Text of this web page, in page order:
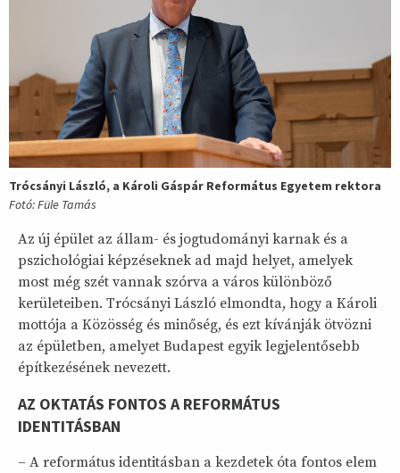
Trócsányi László, a Károli Gáspár Református Egyetem rektora
Fotó: Füle Tamás
Az új épület az állam- és jogtudományi karnak és a
pszichológiai képzéseknek ad majd helyet, amelyek
most még szét vannak szórva a város különböző
kerületeiben. Trócsányi László elmondta, hogy a Károli
mottója a Közösség és minőség, és ezt kívánják ötvözni
az épületben, amelyet Budapest egyik legjelentősebb
építkezésének nevezett.
AZ OKTATÁS FONTOS A REFORMÁTUS
IDENTITÁSBAN
– A református identitásban a kezdetek óta fontos elem